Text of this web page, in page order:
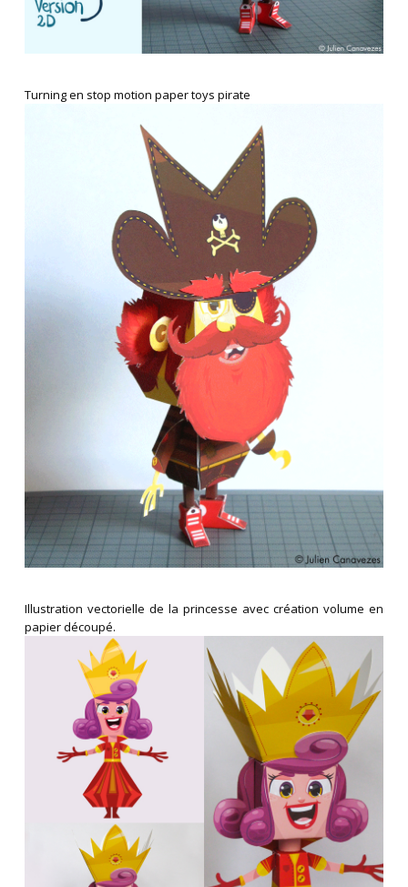
Turning en stop motion paper toys pirate
Illustration vectorielle de la princesse avec création volume en
papier découpé.